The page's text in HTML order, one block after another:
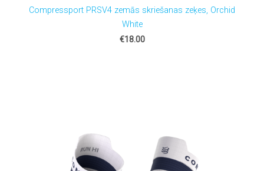
Compressport PRSV4 zemās skriešanas zeķes, Orchid
White
€18.00